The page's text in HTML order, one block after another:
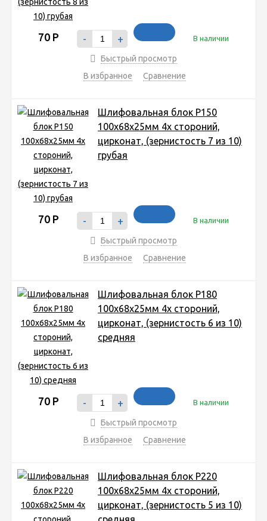
70 Р - + В наличии
Быстрый просмотр
В избранное
Сравнение
Шлифовальная блок P150
100x68x25мм 4х стороний,
цирконат, (зернистость 7 из 10)
грубая
70 Р - + В наличии
Быстрый просмотр
В избранное
Сравнение
Шлифовальная блок P180
100x68x25мм 4х стороний,
цирконат, (зернистость 6 из 10)
средняя
70 Р - + В наличии
Быстрый просмотр
В избранное
Сравнение
Шлифовальная блок P220
100x68x25мм 4х стороний,
цирконат, (зернистость 5 из 10)